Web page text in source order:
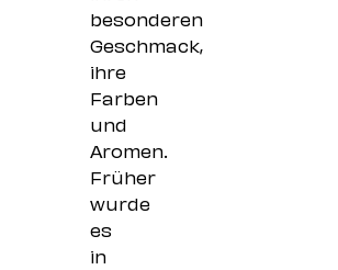
besonderen
Geschmack,
ihre
Farben
und
Aromen.
Früher
wurde
es
in